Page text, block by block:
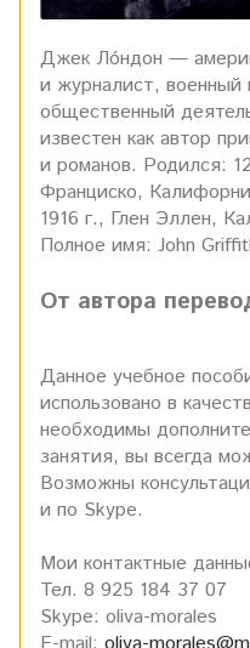
Джек Ло́ндон —
и журналист, военный
общественный
известен как автор
и романов. Родился:
Франциско,
1916 г., Глен Эллен,
Полное имя: John
От автора
Данное учебное
использовано в
необходимы
занятия, вы всегда
Возможны
и по Skype.
Мои контактные
Тел. 8 925 184 37 07
Skype: oliva-morales